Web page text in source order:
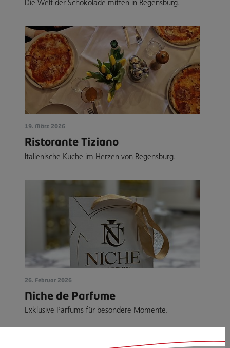
Die Welt der Schokolade mitten in Regensburg.
19. März 2026
Ristorante Tiziano
Italienische Küche im Herzen von Regensburg.
26. Februar 2026
Niche de Parfume
Exklusive Parfums für besondere Momente.